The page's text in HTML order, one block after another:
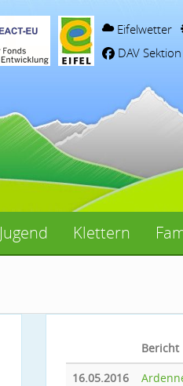
Eifelwetter
DAV
Jugend Klettern
Bericht
16.05.2016